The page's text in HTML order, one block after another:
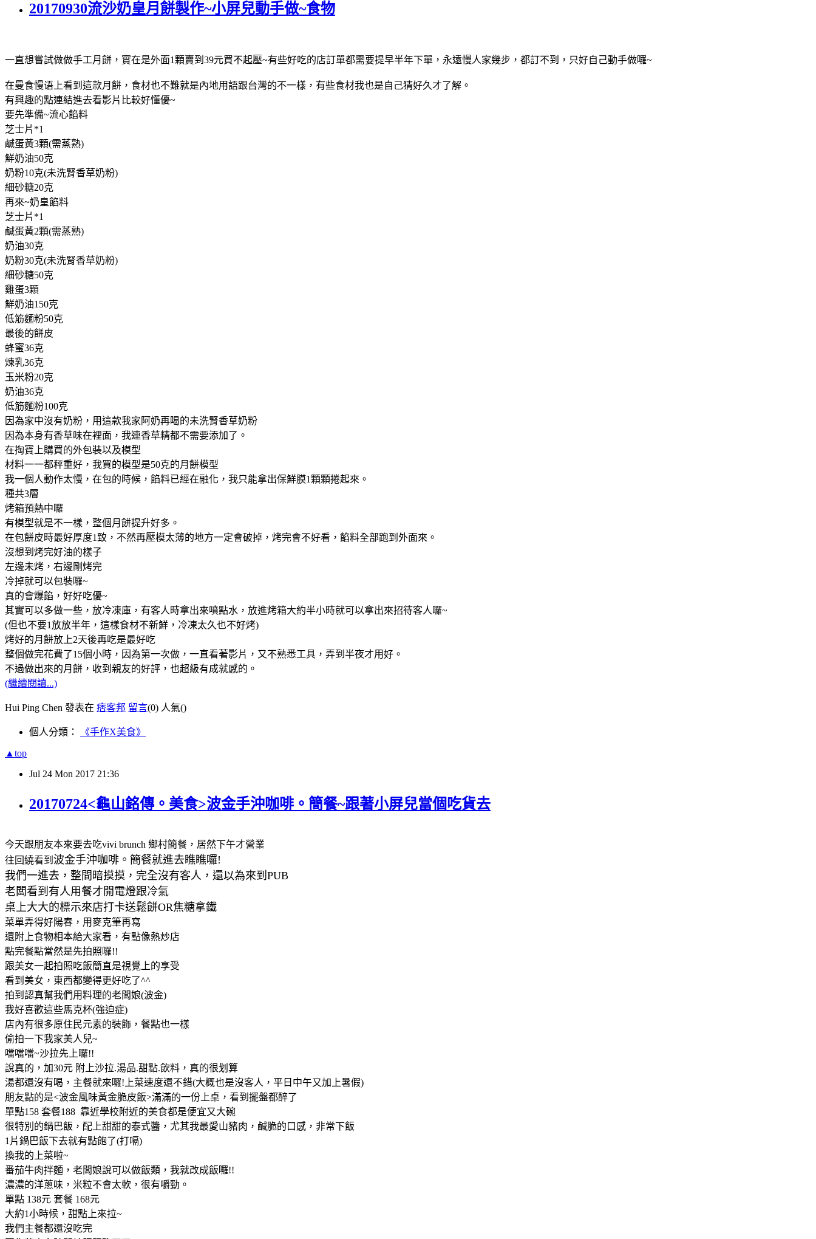
20170930流沙奶皇月餅製作~小屏兒動手做~食物
一直想嘗試做做手工月餅，實在是外面1顆賣到39元買不起壓~有些好吃的店訂單都需要提早半年下單，永遠慢人家幾步，都訂不到，只好自己動手做囉~
在曼食慢语上看到這款月餅，食材也不難就是內地用語跟台灣的不一樣，有些食材我也是自己猜好久才了解。
有興趣的點連結進去看影片比較好懂優~
要先準備~流心餡料
芝士片*1
鹹蛋黃3顆(需蒸熟)
鮮奶油50克
奶粉10克(未洗腎香草奶粉)
細砂糖20克
再來~奶皇餡料
芝士片*1
鹹蛋黃2顆(需蒸熟)
奶油30克
奶粉30克(未洗腎香草奶粉)
細砂糖50克
雞蛋3顆
鮮奶油150克
低筋麵粉50克
最後的餅皮
蜂蜜36克
煉乳36克
玉米粉20克
奶油36克
低筋麵粉100克
因為家中沒有奶粉，用這款我家阿奶再喝的未洗腎香草奶粉
因為本身有香草味在裡面，我連香草精都不需要添加了。
在掏寶上購買的外包裝以及模型
材料一一都秤重好，我買的模型是50克的月餅模型
我一個人動作太慢，在包的時候，餡料已經在融化，我只能拿出保鮮膜1顆顆捲起來。
種共3層
烤箱預熱中囉
有模型就是不一樣，整個月餅提升好多。
在包餅皮時最好厚度1致，不然再壓模太薄的地方一定會破掉，烤完會不好看，餡料全部跑到外面來。
沒想到烤完好油的樣子
左邊未烤，右邊剛烤完
冷掉就可以包裝囉~
真的會爆餡，好好吃優~
其實可以多做一些，放冷凍庫，有客人時拿出來噴點水，放進烤箱大約半小時就可以拿出來招待客人囉~
(但也不要1放放半年，這樣食材不新鮮，冷凍太久也不好烤)
烤好的月餅放上2天後再吃是最好吃
整個做完花費了15個小時，因為第一次做，一直看著影片，又不熟悉工具，弄到半夜才用好。
不過做出來的月餅，收到親友的好評，也超級有成就感的。
(繼續閱讀...)
Hui Ping Chen 發表在 痞客邦 留言(0) 人氣()
個人分類： 《手作X美食》
▲top
Jul 24 Mon 2017 21:36
20170724<龜山銘傳。美食>波金手沖咖啡。簡餐~跟著小屏兒當個吃貨去
今天跟朋友本來要去吃vivi brunch 鄉村簡餐，居然下午才營業
往回繞看到 波金手沖咖啡。簡餐就進去瞧瞧囉!
我們一進去，整間暗摸摸，完全沒有客人，還以為來到PUB
老闆看到有人用餐才開電燈跟冷氣
桌上大大的標示來店打卡送鬆餅OR焦糖拿鐵
菜單弄得好陽春，用麥克筆再寫
還附上食物相本給大家看，有點像熱炒店
點完餐點當然是先拍照囉!!
跟美女一起拍照吃飯簡直是視覺上的享受
看到美女，東西都變得更好吃了^^
拍到認真幫我們用料理的老闆娘(波金)
我好喜歡這些馬克杯(強迫症)
店內有很多原住民元素的裝飾，餐點也一樣
偷拍一下我家美人兒~
噹噹噹~沙拉先上囉!!
說真的，加30元 附上沙拉.湯品.甜點.飲料，真的很划算
湯都還沒有喝，主餐就來囉!上菜速度還不錯(大概也是沒客人，平日中午又加上暑假)
朋友點的是<波金風味黃金脆皮飯>滿滿的一份上桌，看到擺盤都醉了
單點158 套餐188 靠近學校附近的美食都是便宜又大碗
很特別的鍋巴飯，配上甜甜的泰式醬，尤其我最愛山豬肉，鹹脆的口感，非常下飯
1片鍋巴飯下去就有點飽了(打嗝)
換我的上菜啦~
番茄牛肉拌麵，老闆娘說可以做飯類，我就改成飯囉!!
濃濃的洋蔥味，米粒不會太軟，很有嚼勁。
單點 138元 套餐 168元
大約1小時候，甜點上來拉~
我們主餐都還沒吃完